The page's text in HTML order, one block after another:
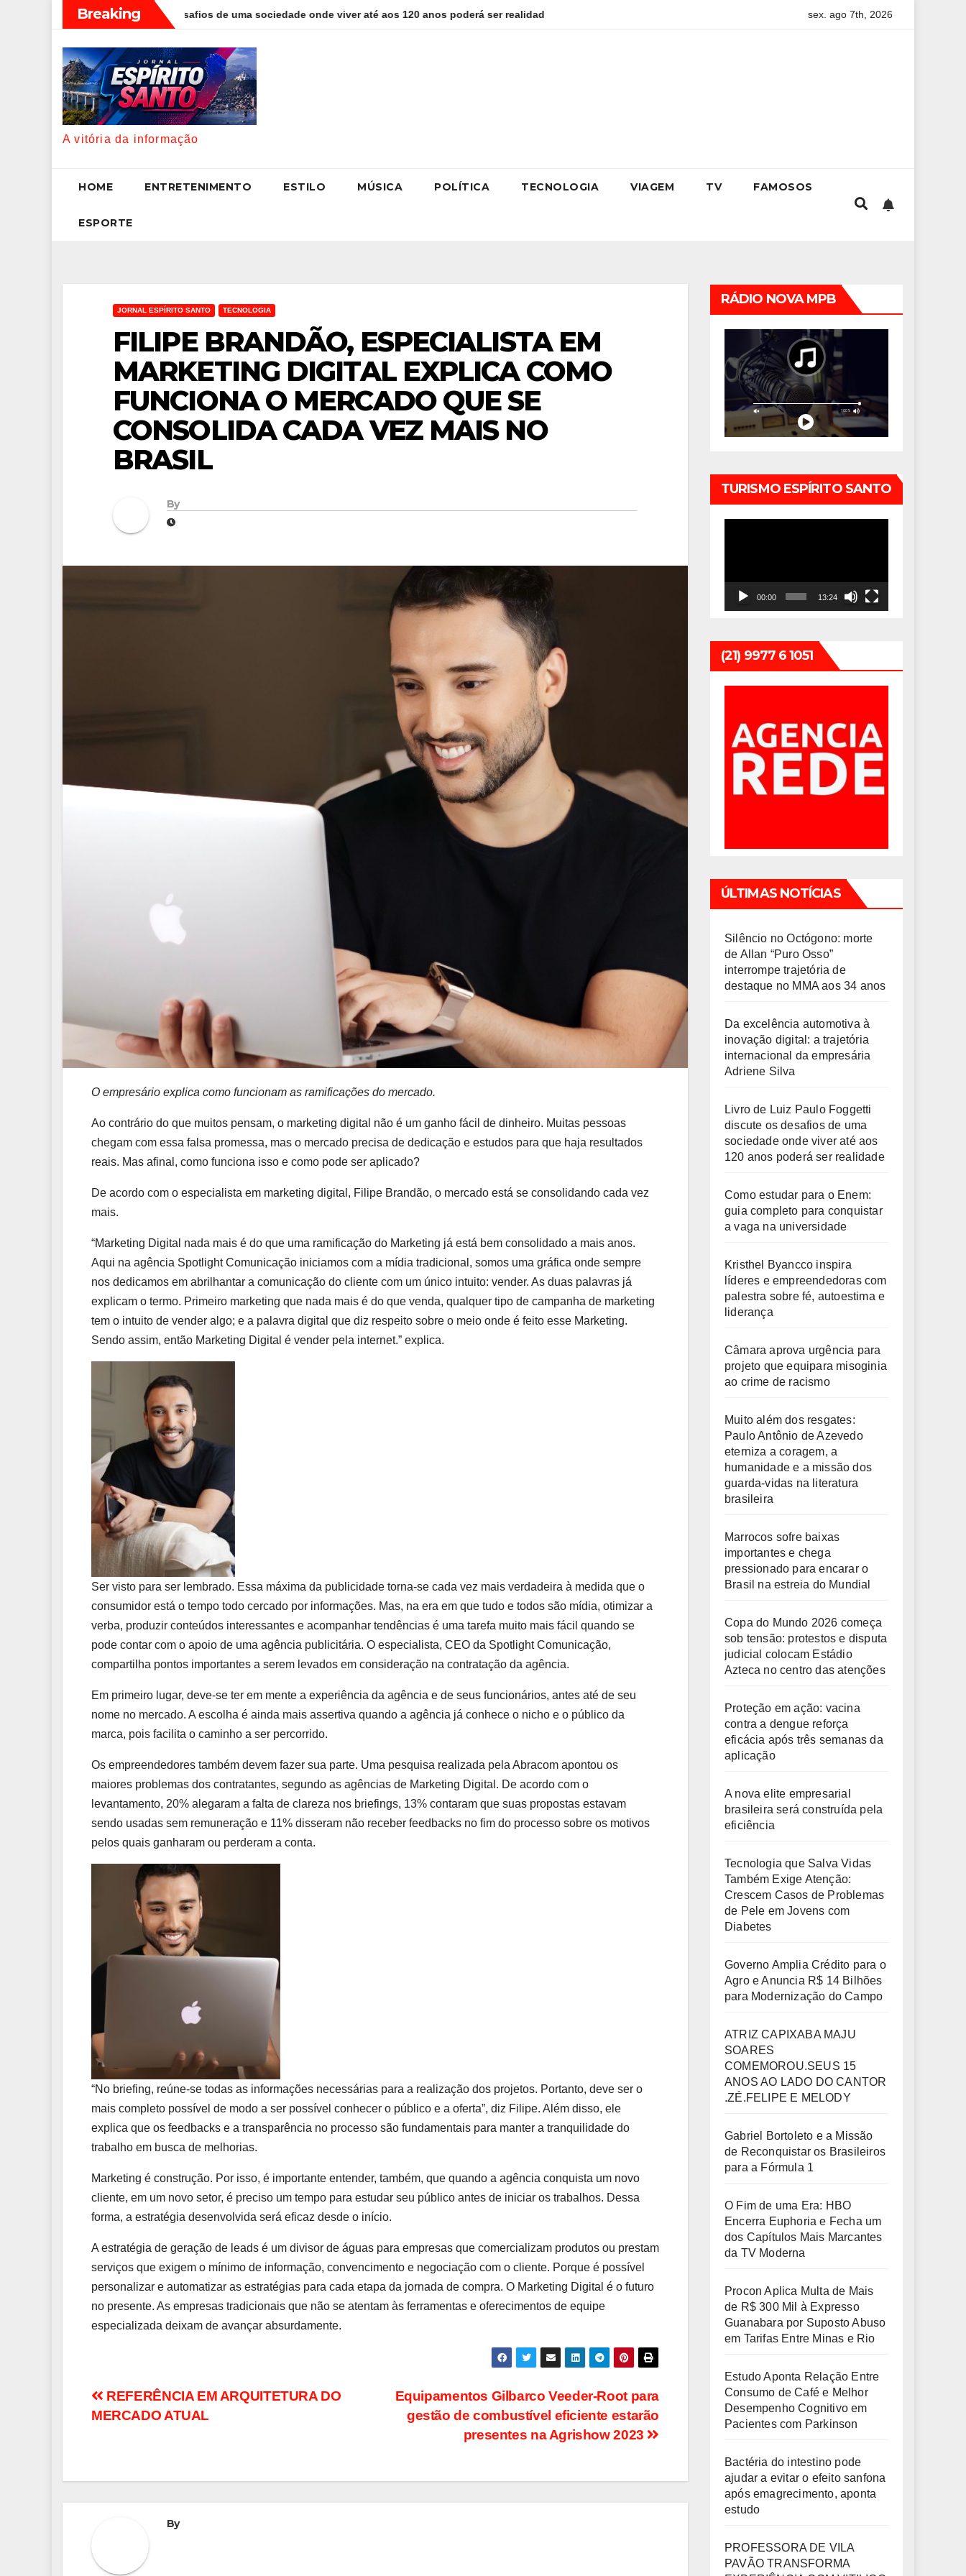
Breaking
discute os desafios de uma sociedade onde viver até aos 120 anos poderá ser realidade Como estudar para o Enem: guia completo para conquistar a vaga na universidade
sex. ago 7th, 2026
A vitória da informação
HOME ENTRETENIMENTO ESTILO MÚSICA POLÍTICA TECNOLOGIA VIAGEM TV FAMOSOS
ESPORTE
JORNAL ESPÍRITO SANTO TECNOLOGIA
FILIPE BRANDÃO, ESPECIALISTA EM
MARKETING DIGITAL EXPLICA COMO
FUNCIONA O MERCADO QUE SE
CONSOLIDA CADA VEZ MAIS NO
BRASIL
By
O empresário explica como funcionam as ramificações do mercado.
Ao contrário do que muitos pensam, o marketing digital não é um ganho fácil de dinheiro. Muitas pessoas
chegam com essa falsa promessa, mas o mercado precisa de dedicação e estudos para que haja resultados
reais. Mas afinal, como funciona isso e como pode ser aplicado?
De acordo com o especialista em marketing digital, Filipe Brandão, o mercado está se consolidando cada vez
mais.
“Marketing Digital nada mais é do que uma ramificação do Marketing já está bem consolidado a mais anos.
Aqui na agência Spotlight Comunicação iniciamos com a mídia tradicional, somos uma gráfica onde sempre
nos dedicamos em abrilhantar a comunicação do cliente com um único intuito: vender. As duas palavras já
explicam o termo. Primeiro marketing que nada mais é do que venda, qualquer tipo de campanha de marketing
tem o intuito de vender algo; e a palavra digital que diz respeito sobre o meio onde é feito esse Marketing.
Sendo assim, então Marketing Digital é vender pela internet.” explica.
Ser visto para ser lembrado. Essa máxima da publicidade torna-se cada vez mais verdadeira à medida que o
consumidor está o tempo todo cercado por informações. Mas, na era em que tudo e todos são mídia, otimizar a
verba, produzir conteúdos interessantes e acompanhar tendências é uma tarefa muito mais fácil quando se
pode contar com o apoio de uma agência publicitária. O especialista, CEO da Spotlight Comunicação,
compartilha pontos importantes a serem levados em consideração na contratação da agência.
Em primeiro lugar, deve-se ter em mente a experiência da agência e de seus funcionários, antes até de seu
nome no mercado. A escolha é ainda mais assertiva quando a agência já conhece o nicho e o público da
marca, pois facilita o caminho a ser percorrido.
Os empreendedores também devem fazer sua parte. Uma pesquisa realizada pela Abracom apontou os
maiores problemas dos contratantes, segundo as agências de Marketing Digital. De acordo com o
levantamento, 20% alegaram a falta de clareza nos briefings, 13% contaram que suas propostas estavam
sendo usadas sem remuneração e 11% disseram não receber feedbacks no fim do processo sobre os motivos
pelos quais ganharam ou perderam a conta.
“No briefing, reúne-se todas as informações necessárias para a realização dos projetos. Portanto, deve ser o
mais completo possível de modo a ser possível conhecer o público e a oferta”, diz Filipe. Além disso, ele
explica que os feedbacks e a transparência no processo são fundamentais para manter a tranquilidade do
trabalho em busca de melhorias.
Marketing é construção. Por isso, é importante entender, também, que quando a agência conquista um novo
cliente, em um novo setor, é preciso um tempo para estudar seu público antes de iniciar os trabalhos. Dessa
forma, a estratégia desenvolvida será eficaz desde o início.
A estratégia de geração de leads é um divisor de águas para empresas que comercializam produtos ou prestam
serviços que exigem o mínimo de informação, convencimento e negociação com o cliente. Porque é possível
personalizar e automatizar as estratégias para cada etapa da jornada de compra. O Marketing Digital é o futuro
no presente. As empresas tradicionais que não se atentam às ferramentas e oferecimentos de equipe
especializada deixam de avançar absurdamente.
Navegação
Equipamentos Gilbarco Veeder-Root para
gestão de combustível eficiente estarão
presentes na Agrishow 2023
REFERÊNCIA EM ARQUITETURA DO
MERCADO ATUAL
By
RÁDIO NOVA MPB
TURISMO ESPÍRITO SANTO
00:00 13:24
(21) 9977 6 1051
ÚLTIMAS NOTÍCIAS
Silêncio no Octógono: morte
de Allan “Puro Osso”
interrompe trajetória de
destaque no MMA aos 34 anos
Da excelência automotiva à
inovação digital: a trajetória
internacional da empresária
Adriene Silva
Livro de Luiz Paulo Foggetti
discute os desafios de uma
sociedade onde viver até aos
120 anos poderá ser realidade
Como estudar para o Enem:
guia completo para conquistar
a vaga na universidade
Kristhel Byancco inspira
líderes e empreendedoras com
palestra sobre fé, autoestima e
liderança
Câmara aprova urgência para
projeto que equipara misoginia
ao crime de racismo
Muito além dos resgates:
Paulo Antônio de Azevedo
eterniza a coragem, a
humanidade e a missão dos
guarda-vidas na literatura
brasileira
Marrocos sofre baixas
importantes e chega
pressionado para encarar o
Brasil na estreia do Mundial
Copa do Mundo 2026 começa
sob tensão: protestos e disputa
judicial colocam Estádio
Azteca no centro das atenções
Proteção em ação: vacina
contra a dengue reforça
eficácia após três semanas da
aplicação
A nova elite empresarial
brasileira será construída pela
eficiência
Tecnologia que Salva Vidas
Também Exige Atenção:
Crescem Casos de Problemas
de Pele em Jovens com
Diabetes
Governo Amplia Crédito para o
Agro e Anuncia R$ 14 Bilhões
para Modernização do Campo
ATRIZ CAPIXABA MAJU
SOARES
COMEMOROU.SEUS 15
ANOS AO LADO DO CANTOR
.ZÉ.FELIPE E MELODY
Gabriel Bortoleto e a Missão
de Reconquistar os Brasileiros
para a Fórmula 1
O Fim de uma Era: HBO
Encerra Euphoria e Fecha um
dos Capítulos Mais Marcantes
da TV Moderna
Procon Aplica Multa de Mais
de R$ 300 Mil à Expresso
Guanabara por Suposto Abuso
em Tarifas Entre Minas e Rio
Estudo Aponta Relação Entre
Consumo de Café e Melhor
Desempenho Cognitivo em
Pacientes com Parkinson
Bactéria do intestino pode
ajudar a evitar o efeito sanfona
após emagrecimento, aponta
estudo
PROFESSORA DE VILA
PAVÃO TRANSFORMA